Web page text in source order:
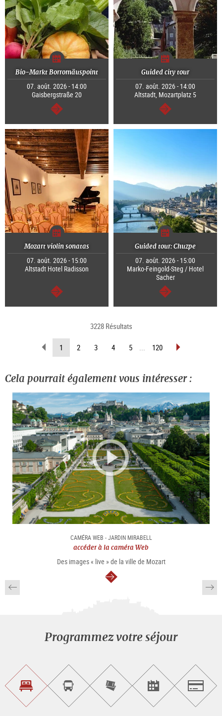
Bio-Markt Borromäuspoint
07. août. 2026 - 14:00
Gaisbergstraße 20
Continuer
Guided city tour
07. août. 2026 - 14:00
Altstadt, Mozartplatz 5
Continuer
Mozart violin sonatas
07. août. 2026 - 15:00
Altstadt Hotel Radisson
Continuer
Guided tour: Chuzpe
07. août. 2026 - 15:00
Marko-Feingold-Steg / Hotel
Sacher
Continuer
3228 Résultats
Revenir
d’une
1 (Page
actuelle)
2 3 4 5 ... 120 Avancer
Cela pourrait également vous intéresser :
CAMÉRA WEB - JARDIN MIRABELL
accéder à la caméra Web
Des images « live » de la ville de Mozart
Continuer
Programmez votre séjour
Trouvez
un
logement
Réservez
un
tour
Achetez
les
billets
Trouvez
des
manifestations